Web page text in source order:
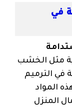
في
مثل الخشب
في الترميم
المواد
المنزل